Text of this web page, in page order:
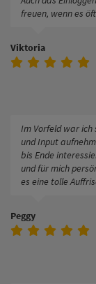
freuen, wenn es
Viktoria
Im Vorfeld war ich
und Input
bis Ende
und für mich
es eine tolle
Peggy